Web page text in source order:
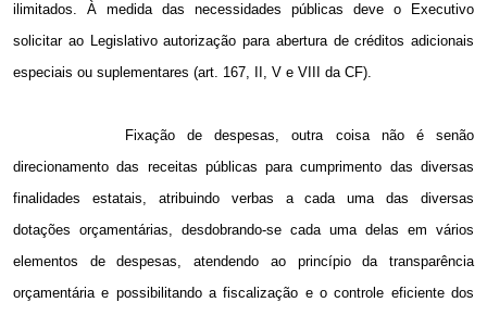
ilimitados. À medida das necessidades públicas deve o Executivo
solicitar ao Legislativo autorização para abertura de créditos adicionais
especiais ou suplementares (art. 167, II, V e VIII da CF).
Fixação de despesas, outra coisa não é senão
direcionamento das receitas públicas para cumprimento das diversas
finalidades estatais, atribuindo verbas a cada uma das diversas
dotações orçamentárias, desdobrando-se cada uma delas em vários
elementos de despesas, atendendo ao princípio da transparência
orçamentária e possibilitando a fiscalização e o controle eficiente dos